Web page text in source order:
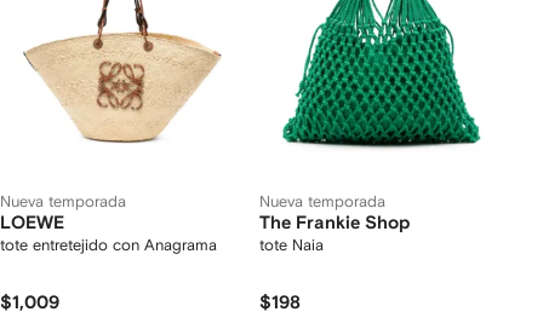
Nueva temporada
LOEWE
tote entretejido con Anagrama
$1,009
Nueva temporada
The Frankie Shop
tote Naia
$198